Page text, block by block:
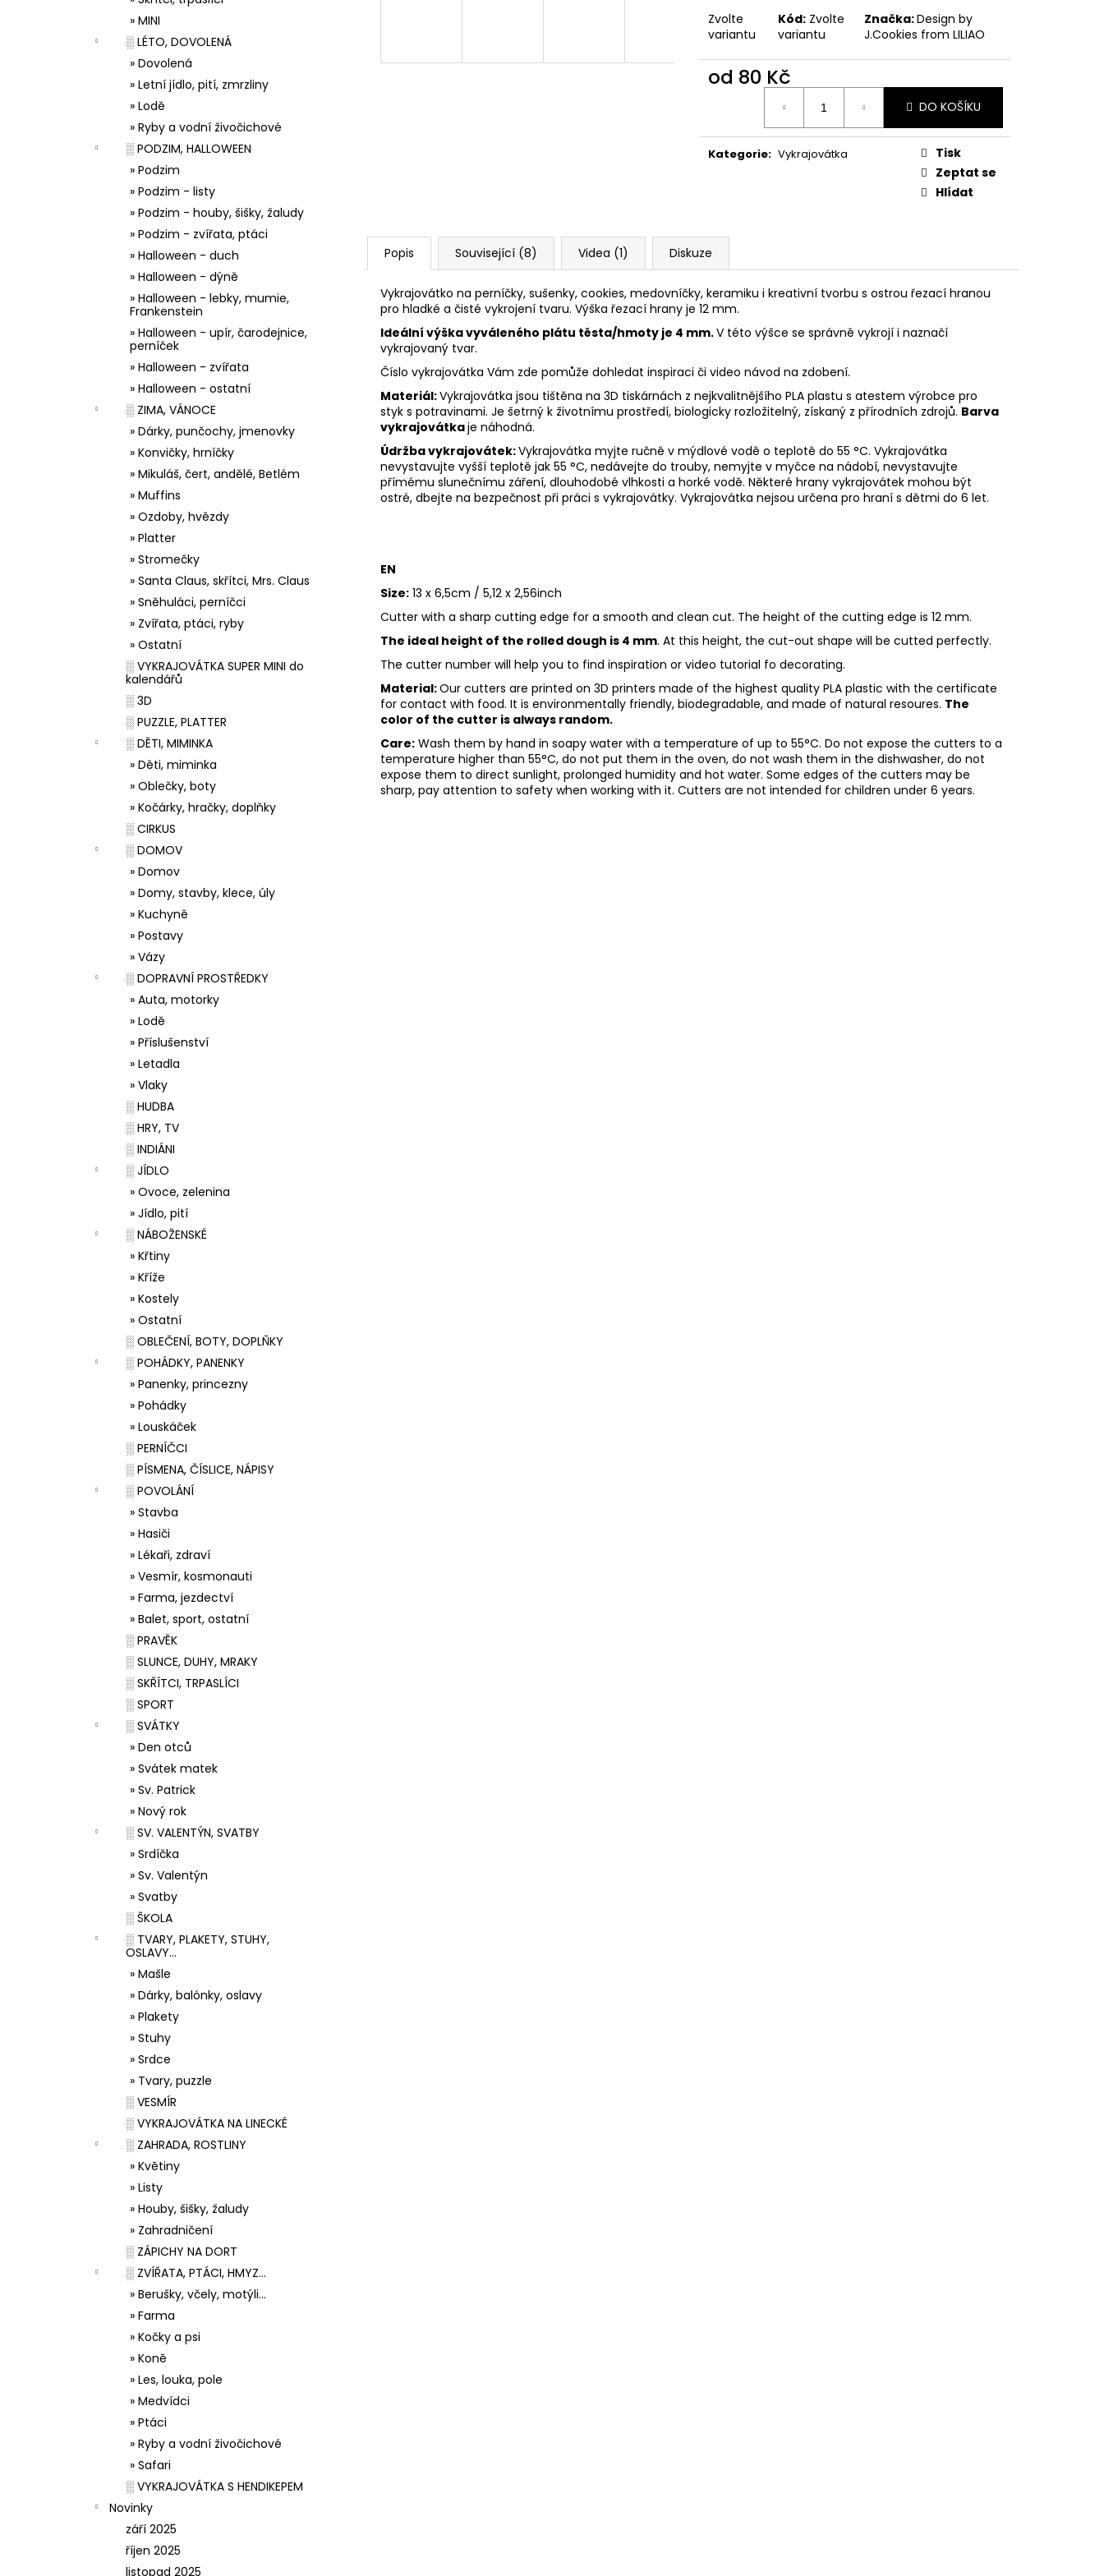
» MINI
░ LÉTO, DOVOLENÁ
» Dovolená
» Letní jídlo, pití, zmrzliny
» Lodě
» Ryby a vodní živočichové
░ PODZIM, HALLOWEEN
» Podzim
» Podzim - listy
» Podzim - houby, šišky, žaludy
» Podzim - zvířata, ptáci
» Halloween - duch
» Halloween - dýně
» Halloween - lebky, mumie,
Frankenstein
» Halloween - upír, čarodejnice,
perníček
» Halloween - zvířata
» Halloween - ostatní
░ ZIMA, VÁNOCE
» Dárky, punčochy, jmenovky
» Konvičky, hrníčky
» Mikuláš, čert, andělé, Betlém
» Muffins
» Ozdoby, hvězdy
» Platter
» Stromečky
» Santa Claus, skřítci, Mrs. Claus
» Sněhuláci, perníčci
» Zvířata, ptáci, ryby
» Ostatní
░ VYKRAJOVÁTKA SUPER MINI do
kalendářů
░ 3D
░ PUZZLE, PLATTER
░ DĚTI, MIMINKA
» Děti, miminka
» Oblečky, boty
» Kočárky, hračky, doplňky
░ CIRKUS
░ DOMOV
» Domov
» Domy, stavby, klece, úly
» Kuchyně
» Postavy
» Vázy
░ DOPRAVNÍ PROSTŘEDKY
» Auta, motorky
» Lodě
» Příslušenství
» Letadla
» Vlaky
░ HUDBA
░ HRY, TV
░ INDIÁNI
░ JÍDLO
» Ovoce, zelenina
» Jídlo, pití
░ NÁBOŽENSKÉ
» Křtiny
» Kříže
» Kostely
» Ostatní
░ OBLEČENÍ, BOTY, DOPLŇKY
░ POHÁDKY, PANENKY
» Panenky, princezny
» Pohádky
» Louskáček
░ PERNÍČCI
░ PÍSMENA, ČÍSLICE, NÁPISY
░ POVOLÁNÍ
» Stavba
» Hasiči
» Lékaři, zdraví
» Vesmír, kosmonauti
» Farma, jezdectví
» Balet, sport, ostatní
░ PRAVĚK
░ SLUNCE, DUHY, MRAKY
░ SKŘÍTCI, TRPASLÍCI
░ SPORT
░ SVÁTKY
» Den otců
» Svátek matek
» Sv. Patrick
» Nový rok
░ SV. VALENTÝN, SVATBY
» Srdíčka
» Sv. Valentýn
» Svatby
░ ŠKOLA
░ TVARY, PLAKETY, STUHY,
OSLAVY...
» Mašle
» Dárky, balónky, oslavy
» Plakety
» Stuhy
» Srdce
» Tvary, puzzle
░ VESMÍR
░ VYKRAJOVÁTKA NA LINECKÉ
░ ZAHRADA, ROSTLINY
» Květiny
» Listy
» Houby, šišky, žaludy
» Zahradničení
░ ZÁPICHY NA DORT
░ ZVÍŘATA, PTÁCI, HMYZ...
» Berušky, včely, motýli...
» Farma
» Kočky a psi
» Koně
» Les, louka, pole
» Medvídci
» Ptáci
» Ryby a vodní živočichové
» Safari
░ VYKRAJOVÁTKA S HENDIKEPEM
Novinky
září 2025
říjen 2025
listopad 2025
Zvolte
variantu
Kód: Zvolte
variantu
Značka:Design by
J.Cookies from LILIAO
od 80 Kč
DO KOŠÍKU
Kategorie: Vykrajovátka
Tisk
Zeptat se
Hlídat
Popis Související (8) Videa (1) Diskuze
Vykrajovátko na perníčky, sušenky, cookies, medovníčky, keramiku i kreativní tvorbu s ostrou řezací hranou
pro hladké a čisté vykrojení tvaru. Výška řezací hrany je 12 mm.
Ideální výška vyváleného plátu těsta/hmoty je 4 mm.V této výšce se správně vykrojí i naznačí
vykrajovaný tvar.
Číslo vykrajovátka Vám zde pomůže dohledat inspiraci či video návod na zdobení.
Materiál:Vykrajovátka jsou tištěna na 3D tiskárnách z nejkvalitnějšího PLA plastu s atestem výrobce pro
styk s potravinami. Je šetrný k životnímu prostředí, biologicky rozložitelný, získaný z přírodních zdrojů. Barva
vykrajovátkaje náhodná.
Údržba vykrajovátek:Vykrajovátka myjte ručně v mýdlové vodě o teplotě do 55 °C. Vykrajovátka
nevystavujte vyšší teplotě jak 55 °C, nedávejte do trouby, nemyjte v myčce na nádobí, nevystavujte
přímému slunečnímu záření, dlouhodobé vlhkosti a horké vodě. Některé hrany vykrajovátek mohou být
ostré, dbejte na bezpečnost při práci s vykrajovátky. Vykrajovátka nejsou určena pro hraní s dětmi do 6 let.
EN
Size: 13 x 6,5cm / 5,12 x 2,56inch
Cutter with a sharp cutting edge for a smooth and clean cut. The height of the cutting edge is 12 mm.
The ideal height of the rolled dough is 4 mm. At this height, the cut-out shape will be cutted perfectly.
The cutter number will help you to find inspiration or video tutorial fo decorating.
Material:Our cutters are printed on 3D printers made of the highest quality PLA plastic with the certificate
for contact with food. It is environmentally friendly, biodegradable, and made of natural resoures. The
color of the cutter is always random.
Care: Wash them by hand in soapy water with a temperature of up to 55°C. Do not expose the cutters to a
temperature higher than 55°C, do not put them in the oven, do not wash them in the dishwasher, do not
expose them to direct sunlight, prolonged humidity and hot water. Some edges of the cutters may be
sharp, pay attention to safety when working with it. Cutters are not intended for children under 6 years.
33001 ZDOBÍCÍ SÁČEK